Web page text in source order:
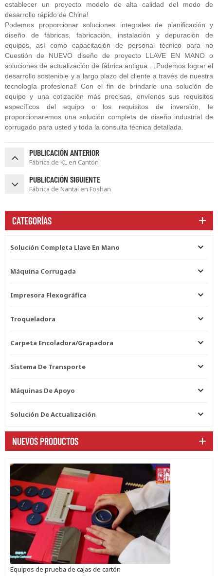
establecer un proyecto modelo de alta calidad del modo de
desarrollo rápido de China!
Podemos proporcionar soluciones integrales de planificación y
diseño de fábricas, fabricación, instalación y depuración de
equipos, así como capacitación de personal técnico para no
Cuestión de NUEVO diseño de proyecto LLAVE EN MANO o
soluciones de actualización de fábrica antigua . ¡Podemos lograr el
desarrollo sostenible y a largo plazo del cliente a través de nuestra
tecnología profesional! Con el fin de brindarle una solución de
equipo y una cotización más precisas, envíenos sus requisitos
específicos del equipo o los requisitos de inversión, le
proporcionaremos una solución completa de diseño industrial de
corrugado para usted y toda la consulta técnica detallada.
PUBLICACIÓN ANTERIOR
Fábrica de KL en Cantón
PUBLICACIÓN SIGUIENTE
Fábrica de Nantai en Foshan
CATEGORÍAS
Solución Completa Llave En Mano
Máquina Corrugada
Impresora Flexográfica
Troqueladora
Carpeta Encoladora/grapadora
Sistema De Transporte
Máquinas De Apoyo
Solución De Actualización
NUEVOS PRODUCTOS
Equipos de prueba de cajas de cartón